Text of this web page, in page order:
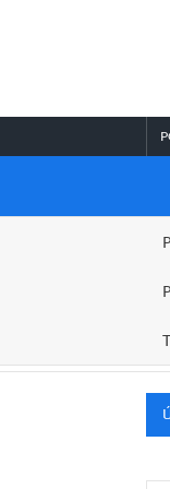
MERCADOS